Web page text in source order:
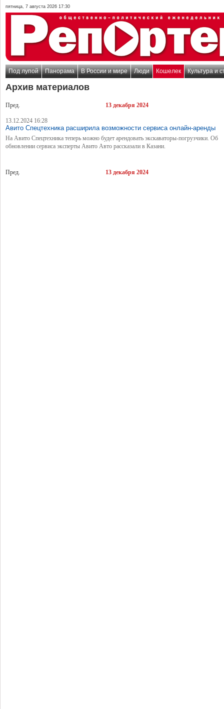
пятница, 7 августа 2026 17:30
Под лупой Панорама В России и мире Люди Кошелек Культура и
Архив материалов
Пред. 13 декабря 2024
13.12.2024 16:28
Авито Спецтехника расширила возможности сервиса онлайн-аренды
На Авито Спецтехника теперь можно будет арендовать экскаваторы-погрузчики. Об
обновлении сервиса эксперты Авито Авто рассказали в Казани.
Пред. 13 декабря 2024